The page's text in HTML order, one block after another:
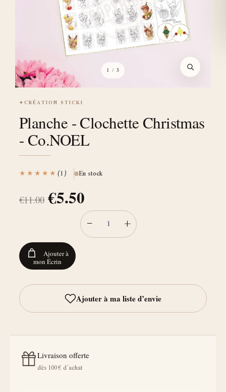
1 / 3
✦CRÉATION STICKI
Planche - Clochette Christmas
- Co.NOEL
★★★★★(1) En stock
€11.00 €5.50
− +
Ajouter à
mon Écrin
Livraison offerte
dès 100 € d’achat